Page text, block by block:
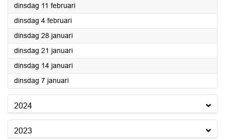
dinsdag 11 februari2025
dinsdag 4 februari2025
dinsdag 28 januari2025
dinsdag 21 januari2025
dinsdag 14 januari2025
dinsdag 7 januari2025
2024
2023